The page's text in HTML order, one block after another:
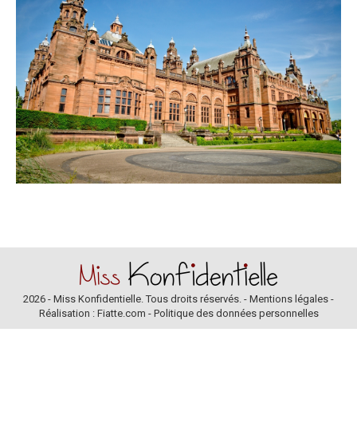
2026 - Miss Konfidentielle. Tous droits réservés. - Mentions légales -
Réalisation : Fiatte.com - Politique des données personnelles